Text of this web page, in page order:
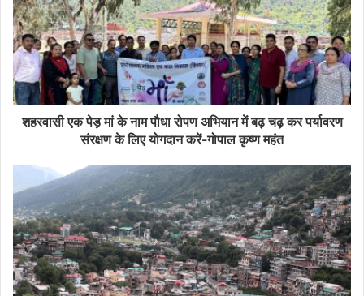
शहरवासी एक पेड़ मां के नाम पौधा रोपण अभियान में बढ़ चढ़ कर पर्यावरण
संरक्षण के लिए योगदान करें-गोपाल कृष्ण महंत